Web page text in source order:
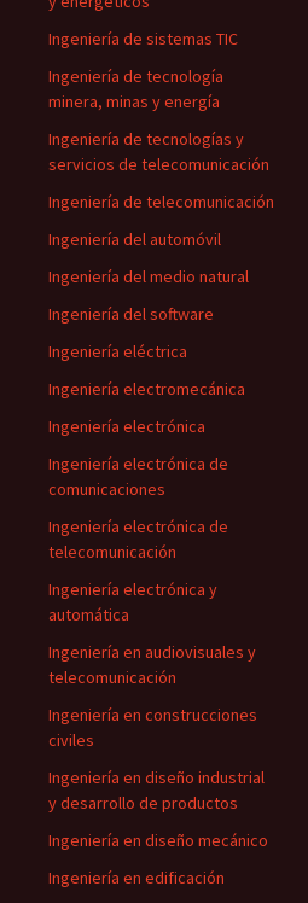
Ingeniería de sistemas TIC
Ingeniería de tecnología
minera, minas y energía
Ingeniería de tecnologías y
servicios de telecomunicación
Ingeniería de telecomunicación
Ingeniería del automóvil
Ingeniería del medio natural
Ingeniería del software
Ingeniería eléctrica
Ingeniería electromecánica
Ingeniería electrónica
Ingeniería electrónica de
comunicaciones
Ingeniería electrónica de
telecomunicación
Ingeniería electrónica y
automática
Ingeniería en audiovisuales y
telecomunicación
Ingeniería en construcciones
civiles
Ingeniería en diseño industrial
y desarrollo de productos
Ingeniería en diseño mecánico
Ingeniería en edificación